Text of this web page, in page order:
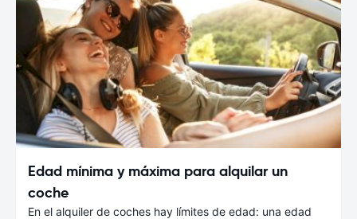
Edad mínima y máxima para alquilar un
coche
En el alquiler de coches hay límites de edad: una edad